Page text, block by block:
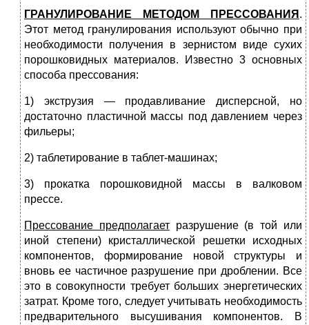
ГРАНУЛИРОВАНИЕ МЕТОДОМ ПРЕССОВАНИЯ .
Этот метод гранулирования используют обычно при
необходимости получения в зернистом виде сухих
порошковидных материалов. Известно 3 основных
способа прессования:
1) экструзия — продавливание дисперсной, но
достаточно пластичной массы под давлением через
фильеры;
2) таблетирование в таблет-машинах;
3) прокатка порошковидной массы в валковом
прессе.
Прессование предполагаетразрушение (в той или
иной степени) кристаллической решетки исходных
компонентов, формирование новой структуры и
вновь ее частичное разрушение при дроблении. Все
это в совокупности требует больших энергетических
затрат. Кроме того, следует учитывать необходимость
предварительного высушивания компонентов. В